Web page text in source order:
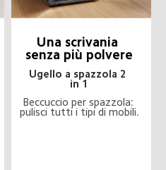
Una scrivania
senza più polvere
Ugello a spazzola 2
in 1
Beccuccio per spazzola:
pulisci tutti i tipi di mobili.